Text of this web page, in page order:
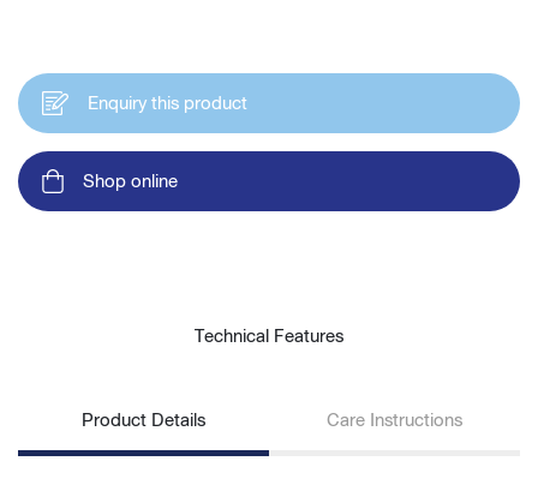
Enquiry this product
Shop online
Technical Features
Product Details Care Instructions